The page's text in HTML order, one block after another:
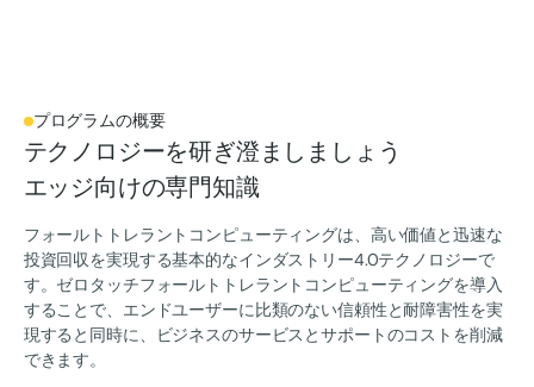
プログラムの概要
テクノロジーを研ぎ澄ましましょう
エッジ向けの専門知識
フォールトトレラントコンピューティングは、高い価値と迅速な
投資回収を実現する基本的なインダストリー4.0テクノロジーで
す。ゼロタッチフォールトトレラントコンピューティングを導入
することで、エンドユーザーに比類のない信頼性と耐障害性を実
現すると同時に、ビジネスのサービスとサポートのコストを削減
できます。